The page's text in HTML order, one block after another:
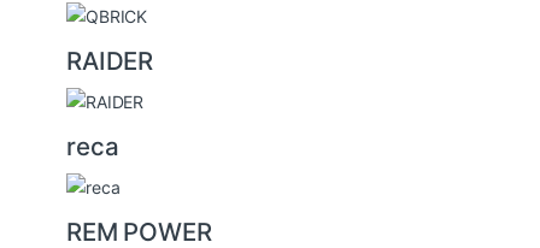
RAIDER
reca
REM POWER